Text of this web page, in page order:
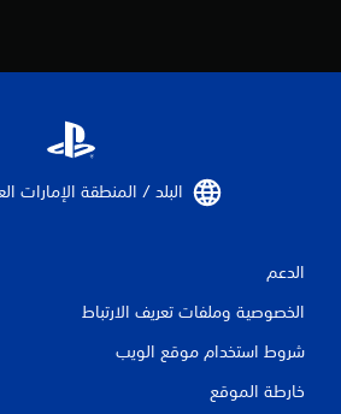
البلد / المنطقة الإمارات
الدعم
الخصوصية وملفات تعريف الارتباط
شروط استخدام موقع الويب
خارطة الموقع